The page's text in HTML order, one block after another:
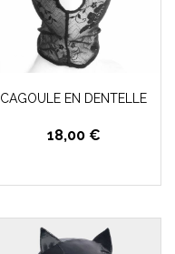
CAGOULE EN DENTELLE
18,00 €